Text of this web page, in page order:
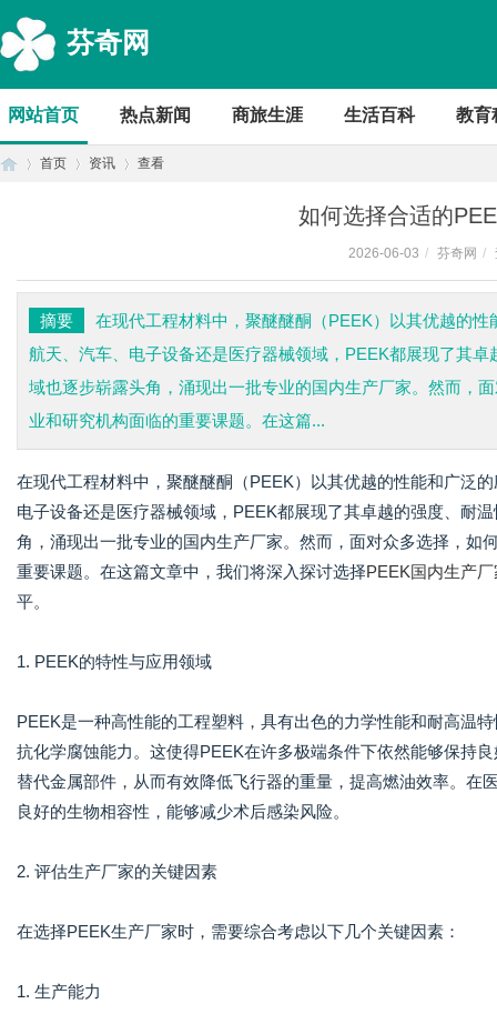
芬奇网
网站首页 热点新闻 商旅生涯 生活百科 教育
首页 资讯 查看
如何选择合适的
2026-06-03 / 芬奇网 /
摘要
在现代工程材料中，聚醚醚酮（PEEK）以其优越的
航天、汽车、电子设备还是医疗器械领域，PEEK都展现了其
域也逐步崭露头角，涌现出一批专业的国内生产厂家。然而，
业和研究机构面临的重要课题。在这篇...
在现代工程材料中，聚醚醚酮（PEEK）以其优越的性能和广泛
电子设备还是医疗器械领域，PEEK都展现了其卓越的强度、耐
角，涌现出一批专业的国内生产厂家。然而，面对众多选择，如
重要课题。在这篇文章中，我们将深入探讨选择PEEK国内生产厂
平。
1. PEEK的特性与应用领域
PEEK是一种高性能的工程塑料，具有出色的力学性能和耐高温
抗化学腐蚀能力。这使得PEEK在许多极端条件下依然能够保持
替代金属部件，从而有效降低飞行器的重量，提高燃油效率。
良好的生物相容性，能够减少术后感染风险。
2. 评估生产厂家的关键因素
在选择PEEK生产厂家时，需要综合考虑以下几个关键因素：
1. 生产能力